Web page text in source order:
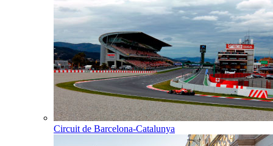
Circuit de Barcelona-Catalunya